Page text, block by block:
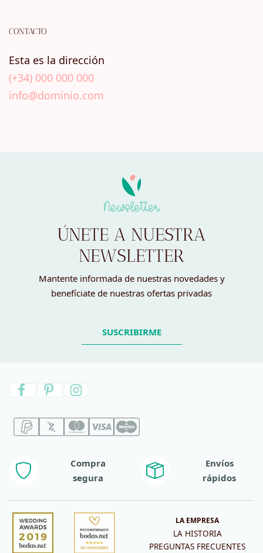
CONTACTO
Esta es la dirección
(+34) 000 000 000
info@dominio.com
Newsletter
ÚNETE A NUESTRA
NEWSLETTER
Mantente informada de nuestras novedades y
benefíciate de nuestras ofertas privadas
SUSCRIBIRME
Compra
segura
Envíos
rápidos
LA EMPRESA
LA HISTORIA
PREGUNTAS FRECUENTES